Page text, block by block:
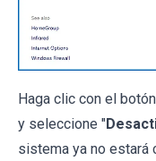
Haga clic con el
y seleccione "
sistema ya no estará